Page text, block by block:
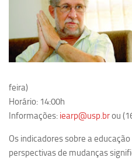
Grupos de Estudo
Carreira Docente de
Ciência, Arte,
Grupo de Estudos
(Confluencia)
Grupos de estudo
Grupos de Pesquisa
Criminologia
feira)
Horário: 14:00h
Informações: iearp@usp.brou
Os indicadores sobre a
perspectivas de mudanças